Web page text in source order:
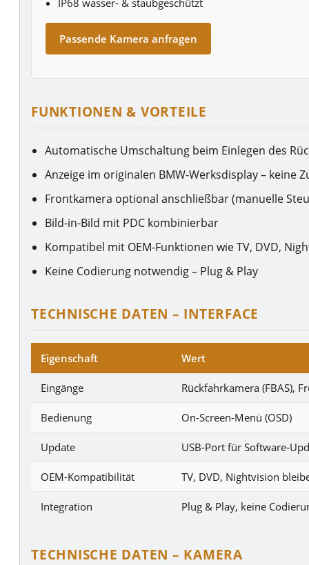
Passende Kamera anfragen
FUNKTIONEN & VORTEILE
Automatische Umschaltung beim Einlegen des
Anzeige im originalen BMW-Werksdisplay – keine
Frontkamera optional anschließbar (manuelle
Bild-in-Bild mit PDC kombinierbar
Kompatibel mit OEM-Funktionen wie TV, DVD,
Keine Codierung notwendig – Plug & Play
TECHNISCHE DATEN – INTERFACE
Eigenschaft Wert
Eingänge Rückfahrkamera (FBAS),
Bedienung On-Screen-Menü (OSD)
Update USB-Port für Software-
OEM-Kompatibilität TV, DVD, Nightvision
Integration Plug & Play, keine
TECHNISCHE DATEN – KAMERA